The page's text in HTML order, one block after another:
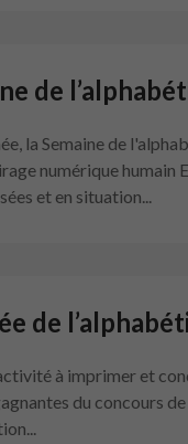
de
la Semaine de
numérique humain
et en situation...
de
à imprimer et
du concours